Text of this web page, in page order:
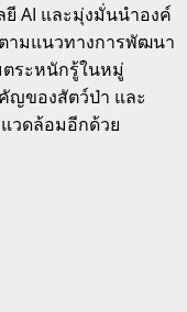
AI และมุ่งมั่นนำองค์
ามแนวทางการพัฒนา
ตระหนักรู้ในหมู่
ญของสัตว์ป่า และ
วดล้อมอีกด้วย